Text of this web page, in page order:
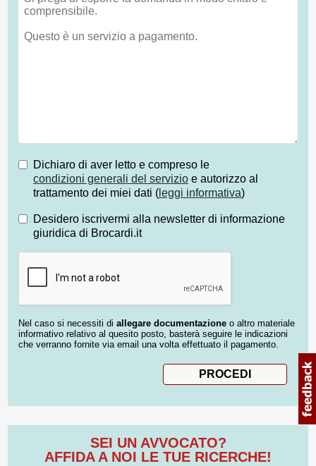
Dichiaro di aver letto e compreso le
condizioni generali del servizio e autorizzo al
trattamento dei miei dati ( leggi informativa)
Desidero iscrivermi alla newsletter di informazione
giuridica di Brocardi.it
Nel caso si necessiti di allegare documentazione o altro materiale
informativo relativo al quesito posto, basterà seguire le indicazioni
che verranno fornite via email una volta effettuato il pagamento.
SEI UN AVVOCATO?
AFFIDA A NOI LE TUE RICERCHE!